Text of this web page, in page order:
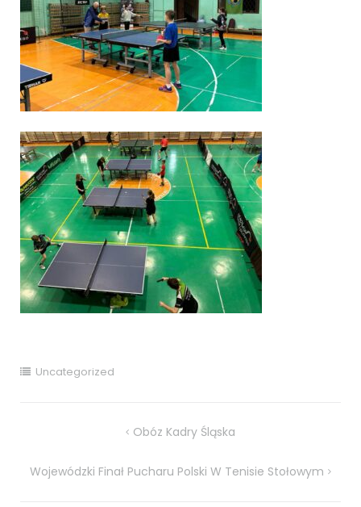
Uncategorized
wpisu
Obóz Kadry Śląska
Wojewódzki Finał Pucharu Polski W Tenisie Stołowym